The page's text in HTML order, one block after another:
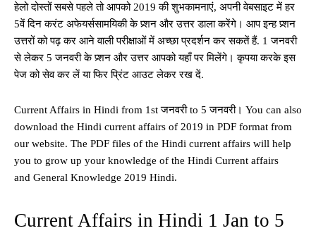
हेलो दोस्तों सबसे पहले तो आपको 2019 की शुभकामनाएं, अपनी वेबसाइट में हर
5वें दिन करंट अफेयर्ससामयिकी के प्र्शन और उत्तर डाला करेंगे। आप इन्ह प्र्शन
उत्तरों को पढ़ कर आने वाली परीक्षाओं में अच्छा प्रदर्शन कर सकतें हैं. 1 जनवरी
से लेकर 5 जनवरी के प्र्शन और उत्तर आपको यहाँ पर मिलेंगे। कृपया करके इस
पेज को सेव कर लें या फिर प्रिंट आउट लेकर रख दें.
Current Affairs in Hindi from 1st जनवरी to 5 जनवरी। You can also
download the Hindi current affairs of 2019 in PDF format from
our website. The PDF files of the Hindi current affairs will help
you to grow up your knowledge of the Hindi Current affairs
and General Knowledge 2019 Hindi.
Current Affairs in Hindi 1 Jan to 5